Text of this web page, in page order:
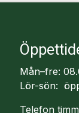
Mån–fre:
Lör-sön:
Telefon